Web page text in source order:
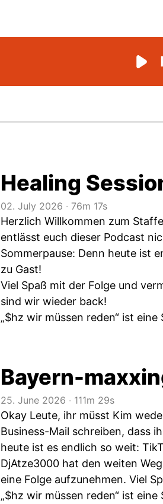
Healing
02. July 2026 ‧ 76m 17s
Herzlich Willkommen zum
entlässt euch dieser Podcast
Sommerpause: Denn heute ist
zu Gast!
Viel Spaß mit der Folge und
sind wir wieder back!
„$hz wir müssen reden“ ist
Bayern-
25. June 2026 ‧ 111m 29s
Okay Leute, ihr müsst Kim
Business-Mail schreiben, dass
heute ist es endlich so weit:
DjAtze3000 hat den weiten
eine Folge aufzunehmen. Viel
„$hz wir müssen reden“ ist